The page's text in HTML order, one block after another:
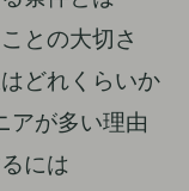
との大切さ
どれくらいか
アが多い理由
には